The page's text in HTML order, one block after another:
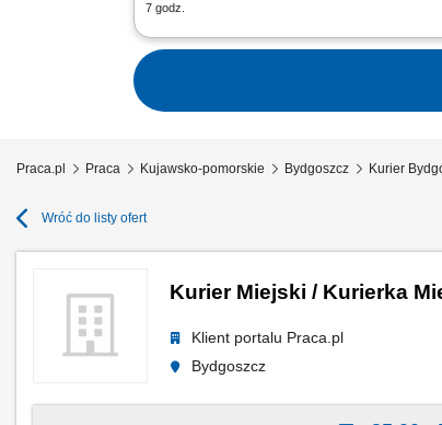
7 godz.
odbiór i dostarczanie
Praca.pl Praca Kujawsko-pomorskie Bydgoszcz Kurier
Wróć do listy ofert
Kurier Miejski / Kurierka
Klient portalu Praca.pl
Bydgoszcz